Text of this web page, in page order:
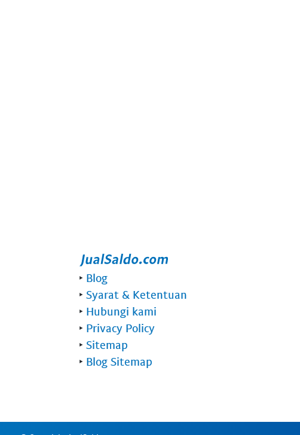
‣ Blog
‣ Syarat & Ketentuan
‣ Hubungi kami
‣ Privacy Policy
‣ Sitemap
‣ Blog Sitemap